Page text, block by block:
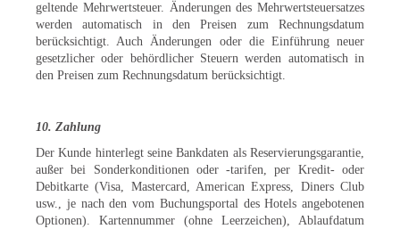
geltende Mehrwertsteuer. Änderungen des Mehrwertsteuersatzes
werden automatisch in den Preisen zum Rechnungsdatum
berücksichtigt. Auch Änderungen oder die Einführung neuer
gesetzlicher oder behördlicher Steuern werden automatisch in
den Preisen zum Rechnungsdatum berücksichtigt.
10. Zahlung
Der Kunde hinterlegt seine Bankdaten als Reservierungsgarantie,
außer bei Sonderkonditionen oder -tarifen, per Kredit- oder
Debitkarte (Visa, Mastercard, American Express, Diners Club
usw., je nach den vom Buchungsportal des Hotels angebotenen
Optionen). Kartennummer (ohne Leerzeichen), Ablaufdatum